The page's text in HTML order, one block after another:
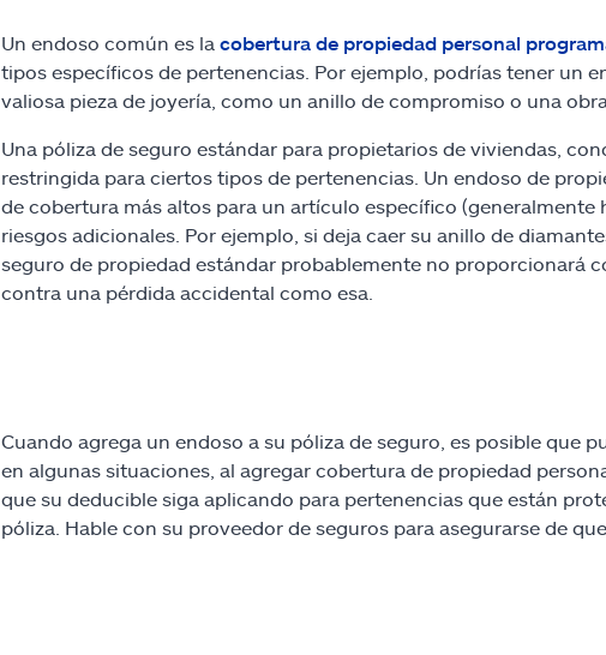
Un endoso común es la cobertura de propiedad personal
tipos específicos de pertenencias. Por ejemplo, podrías tener un
valiosa pieza de joyería, como un anillo de compromiso o una
Una póliza de seguro estándar para propietarios de viviendas,
restringida para ciertos tipos de pertenencias. Un endoso de
de cobertura más altos para un artículo específico
riesgos adicionales. Por ejemplo, si deja caer su anillo de
seguro de propiedad estándar probablemente no proporcionará
contra una pérdida accidental como esa.
Cuando agrega un endoso a su póliza de seguro, es posible que
en algunas situaciones, al agregar cobertura de propiedad
que su deducible siga aplicando para pertenencias que están
póliza. Hable con su proveedor de seguros para asegurarse de